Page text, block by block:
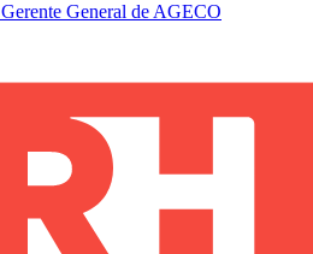
General de AGECO